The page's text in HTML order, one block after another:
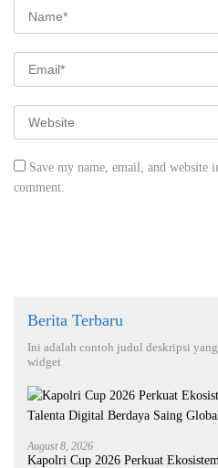
Save my name, email, and
comment.
Berita Terbaru
Ini adalah contoh judul deskripsi
widget
August 8, 2026
Kapolri Cup 2026 Perkuat